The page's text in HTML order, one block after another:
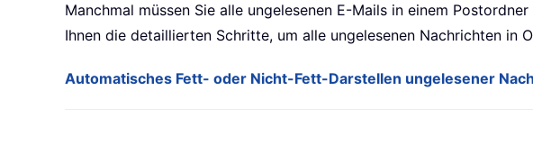
Manchmal müssen Sie alle ungelesenen E-Mails in einem
Ihnen die detaillierten Schritte, um alle ungelesenen Nachrichten
Automatisches Fett- oder Nicht-Fett-Darstellen ungelesener